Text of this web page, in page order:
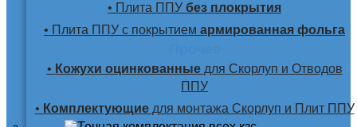
• Плита ППУ без плокрытия
• Плита ППУ с покрытием армированная фольга
• Кожухи оцинкованные для Скорлуп и Отводов
ППУ
• Комплектующие для монтажа Скорлуп и Плит ППУ